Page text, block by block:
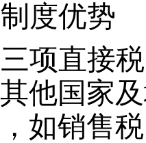
度优势
项直接
他国家
如销售